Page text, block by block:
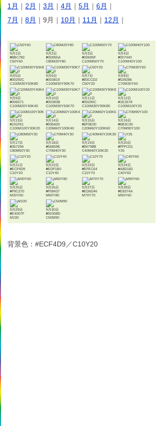
1月 ｜ 2月 ｜ 3月 ｜ 4月 ｜ 5月 ｜ 6月 ｜
7月 ｜ 8月 ｜9月｜ 10月 ｜ 11月 ｜ 12月 ｜
9月1日
#8BC782
C50Y60
9月2日
#0D955A
C80M20Y80
9月3日
#00695F
C100M50Y70
9月4日
#007440
C100M40Y100
9月5日
#00292C
C100M30Y50K80
9月6日
#003819
C100M30Y90K70
9月7日
#83CCD2
C50Y20
9月8日
#539286
C70M30Y50
9月9日
#006571
C100M20Y40K40
9月10日
#00383B
C100M30Y50K70
9月11日
#00290C
C100M30Y90K80
9月12日
#1E2678
C100M100Y20
9月13日
#191F61
C100M100Y30K20
9月14日
#935600
C20M60Y100K40
9月15日
#6F3E00
C20M60Y100K60
9月16日
#6B3C30
C70M90Y100
9月17日
#367294
C80M50Y30
9月18日
#56859E
C70M40Y30
9月19日
#84798B
C40M40Y20K30
9月20日
#FFFCD1
Y25
9月21日
#ECF4D9
C10Y20
9月22日
#EDF1B0
C10Y40
9月23日
#EFEC64
C10Y70
9月24日
#A8D182
C40Y60
9月25日
#F9C270
M30Y60
9月26日
#F08437
M60Y80
9月27日
#ED6D46
M70Y70
9月28日
#E8374A
M90Y60
9月29日
#E4007F
M100
9月30日
#92308D
C50M90
背景色：#ECF4D9／C10Y20